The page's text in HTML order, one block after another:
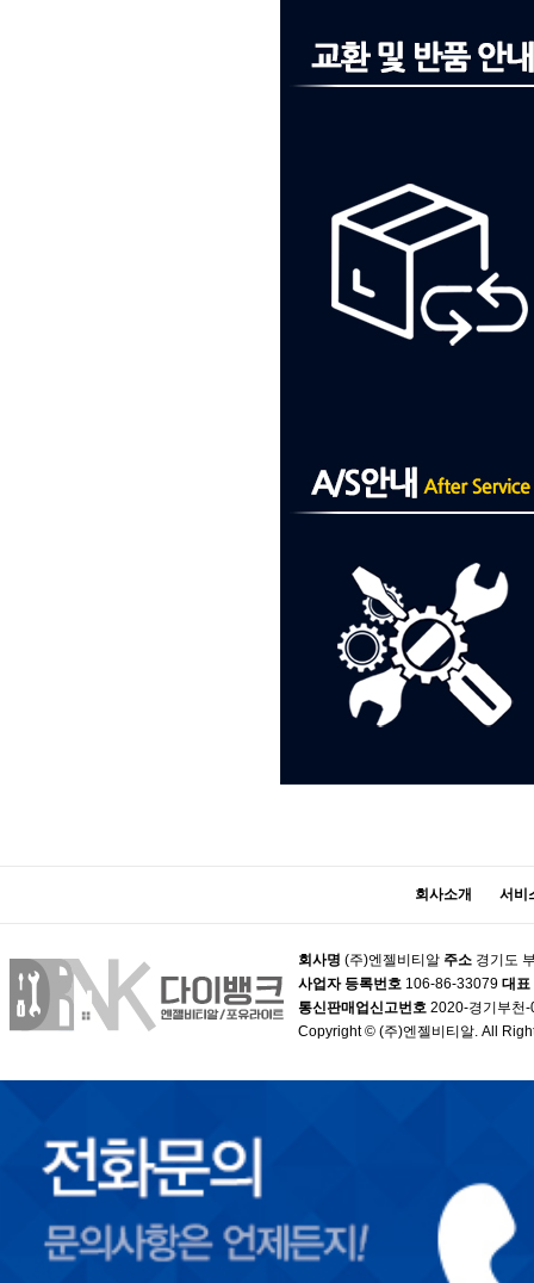
회사소개 서비
회사명 (주)엔젤비티알 주소 경기도
사업자 등록번호 106-86-33079 대표
통신판매업신고번호 2020-경기부천
Copyright © (주)엔젤비티알. All